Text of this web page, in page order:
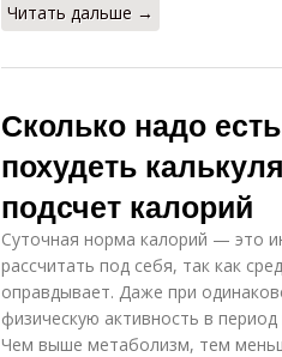
Читать дальше →
Сколько надо
похудеть
подсчет калорий
Суточная норма калорий — это
рассчитать под себя, так как
оправдывает. Даже при
физическую активность в
Чем выше метаболизм, тем